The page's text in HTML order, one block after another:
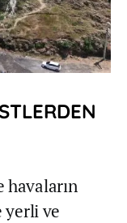
havaların
yerli ve